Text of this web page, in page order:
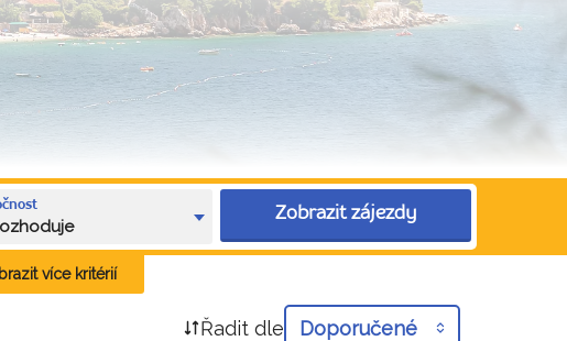
Zobrazit zájezdy
více kritérií
Řadit dle Doporučené